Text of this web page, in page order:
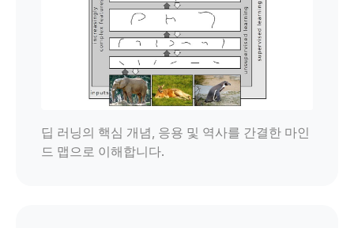
딥 러닝의 핵심 개념, 응용 및 역사를 간결한 마인
드 맵으로 이해합니다.